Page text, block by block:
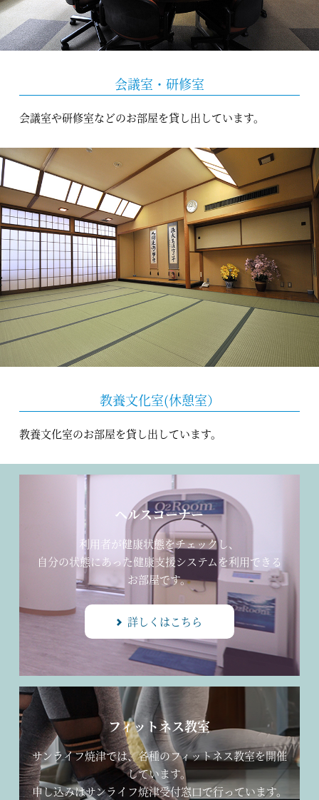
会議室・研修室
会議室や研修室などのお部屋を貸し出しています。
教養文化室(休憩室）
教養文化室のお部屋を貸し出しています。
ヘルスコーナー
利用者が健康状態をチェックし、
自分の状態にあった健康支援システムを利用できる
お部屋です。
詳しくはこちら
フィットネス教室
サンライフ焼津では、各種のフィットネス教室を開催
しています。
申し込みはサンライフ焼津受付窓口で行っています。